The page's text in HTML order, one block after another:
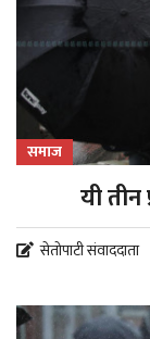
समाज
यी तीन
सेतोपाटी संवाददाता